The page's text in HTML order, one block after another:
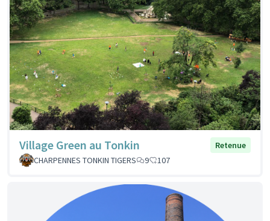
Village Green au Tonkin
Retenue
CHARPENNES TONKIN TIGERS
9 107